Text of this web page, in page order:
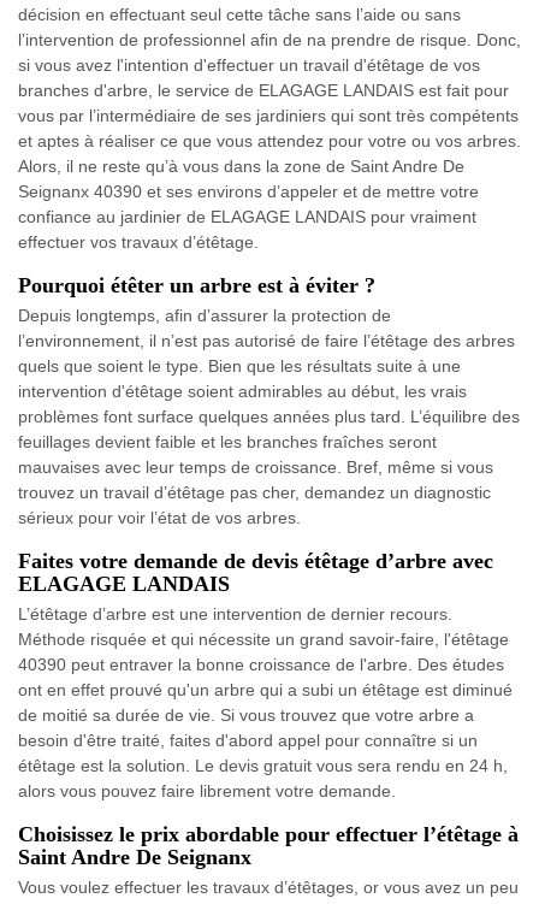
décision en effectuant seul cette tâche sans l’aide ou sans
l’intervention de professionnel afin de na prendre de risque. Donc,
si vous avez l'intention d'effectuer un travail d'étêtage de vos
branches d'arbre, le service de ELAGAGE LANDAIS est fait pour
vous par l’intermédiaire de ses jardiniers qui sont très compétents
et aptes à réaliser ce que vous attendez pour votre ou vos arbres.
Alors, il ne reste qu’à vous dans la zone de Saint Andre De
Seignanx 40390 et ses environs d’appeler et de mettre votre
confiance au jardinier de ELAGAGE LANDAIS pour vraiment
effectuer vos travaux d’étêtage.
Pourquoi étêter un arbre est à éviter ?
Depuis longtemps, afin d’assurer la protection de
l’environnement, il n’est pas autorisé de faire l’étêtage des arbres
quels que soient le type. Bien que les résultats suite à une
intervention d'étêtage soient admirables au début, les vrais
problèmes font surface quelques années plus tard. L’équilibre des
feuillages devient faible et les branches fraîches seront
mauvaises avec leur temps de croissance. Bref, même si vous
trouvez un travail d’étêtage pas cher, demandez un diagnostic
sérieux pour voir l’état de vos arbres.
Faites votre demande de devis étêtage d’arbre avec
ELAGAGE LANDAIS
L’étêtage d’arbre est une intervention de dernier recours.
Méthode risquée et qui nécessite un grand savoir-faire, l'étêtage
40390 peut entraver la bonne croissance de l'arbre. Des études
ont en effet prouvé qu'un arbre qui a subi un étêtage est diminué
de moitié sa durée de vie. Si vous trouvez que votre arbre a
besoin d'être traité, faites d'abord appel pour connaître si un
étêtage est la solution. Le devis gratuit vous sera rendu en 24 h,
alors vous pouvez faire librement votre demande.
Choisissez le prix abordable pour effectuer l’étêtage à
Saint Andre De Seignanx
Vous voulez effectuer les travaux d’étêtages, or vous avez un peu